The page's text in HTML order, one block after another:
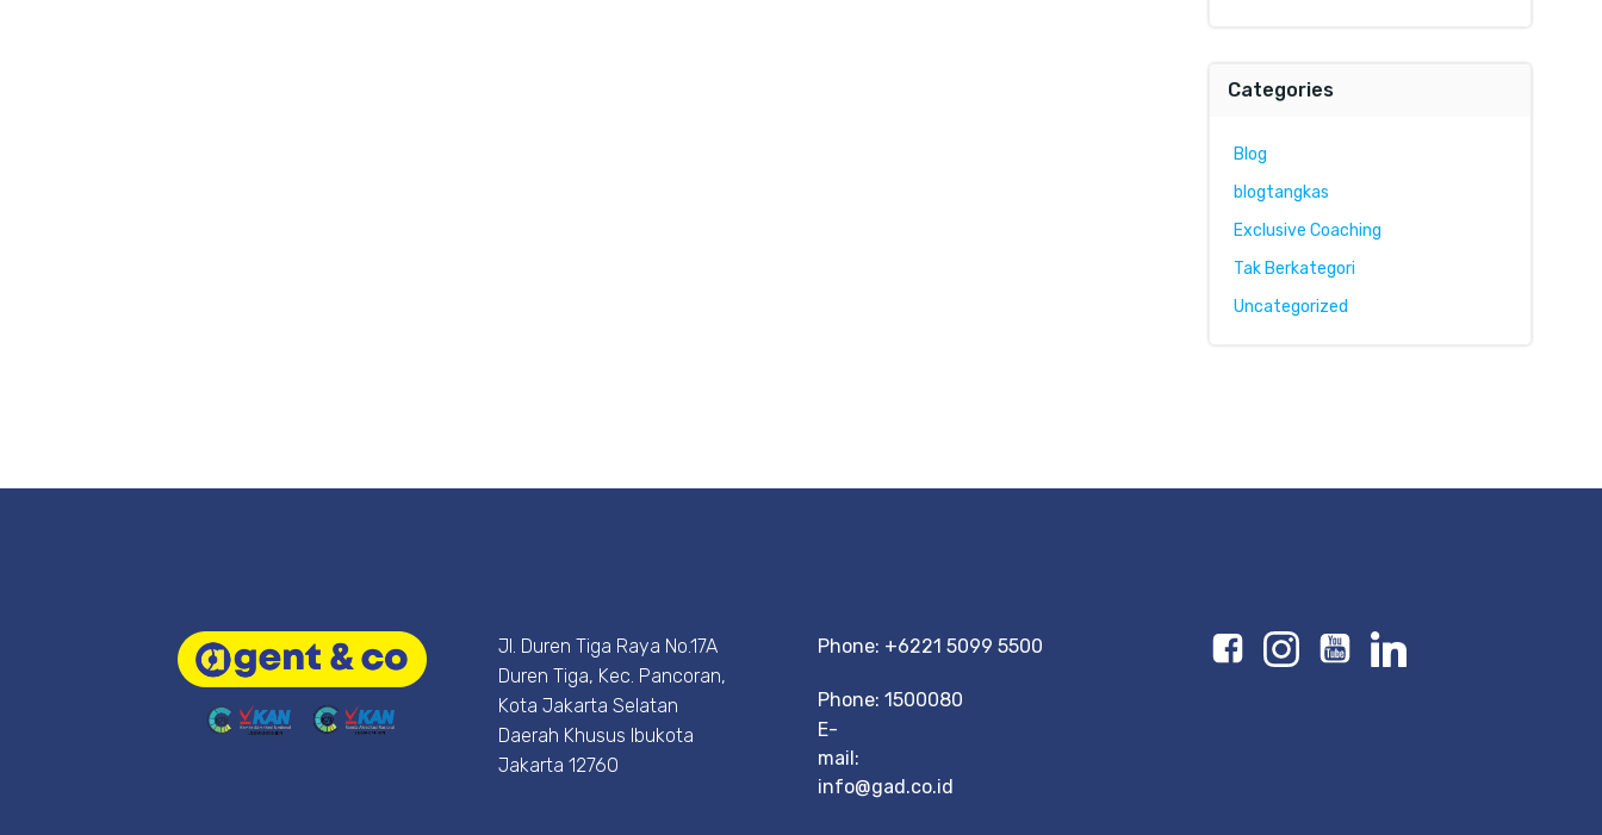
Categories
Blog
blogtangkas
Exclusive Coaching
Tak Berkategori
Uncategorized
Jl. Duren Tiga Raya No.17A
Duren Tiga, Kec. Pancoran,
Kota Jakarta Selatan
Daerah Khusus Ibukota
Jakarta 12760
Phone: +6221 5099 5500
Phone: 1500080
E-
mail:
info@gad.co.id